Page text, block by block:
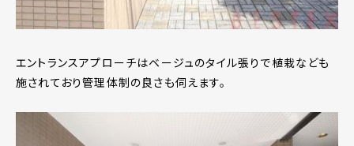
エントランスアプローチはベージュのタイル張りで植栽なども
施されており管理体制の良さも伺えます。